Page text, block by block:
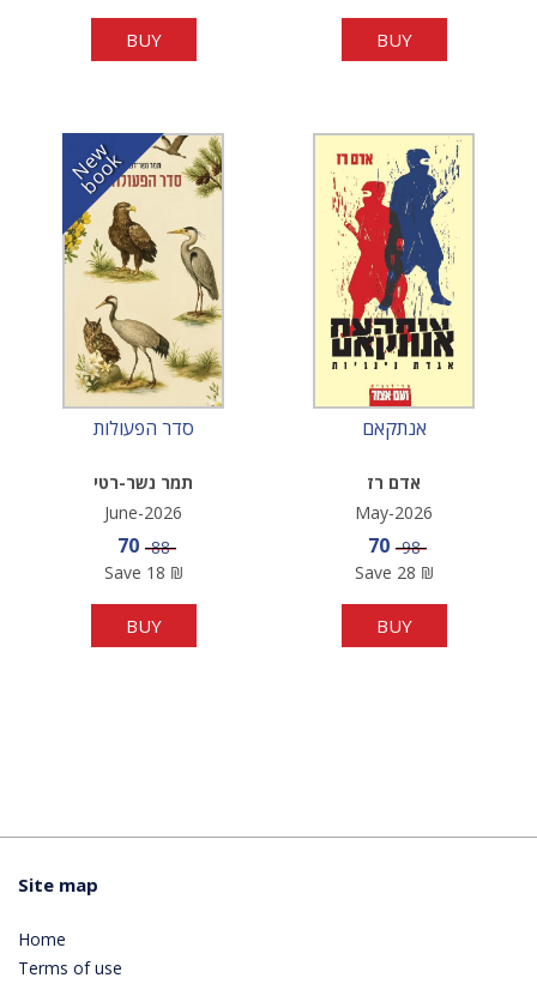
BUY BUY
N
e
w
b
o
o
k
סדר הפעולות
תמר נשר-רטי
June-2026
Sale price
70 Price
88
Save 18 ₪
BUY
אנתקאם
אדם רז
May-2026
Sale price
70 Price
98
Save 28 ₪
BUY
Site map
Home
Terms of use